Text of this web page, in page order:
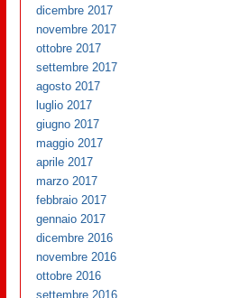
dicembre 2017
novembre 2017
ottobre 2017
settembre 2017
agosto 2017
luglio 2017
giugno 2017
maggio 2017
aprile 2017
marzo 2017
febbraio 2017
gennaio 2017
dicembre 2016
novembre 2016
ottobre 2016
settembre 2016